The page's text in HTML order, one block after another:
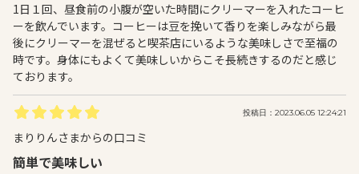
1日１回、昼食前の小腹が空いた時間にクリーマーを入れたコーヒ
ーを飲んでいます。コーヒーは豆を挽いて香りを楽しみながら最
後にクリーマーを混ぜると喫茶店にいるような美味しさで至福の
時です。身体にもよくて美味しいからこそ長続きするのだと感じ
ております。
投稿日：2023.06.05 12:24:21
まりりんさまからの口コミ
簡単で美味しい